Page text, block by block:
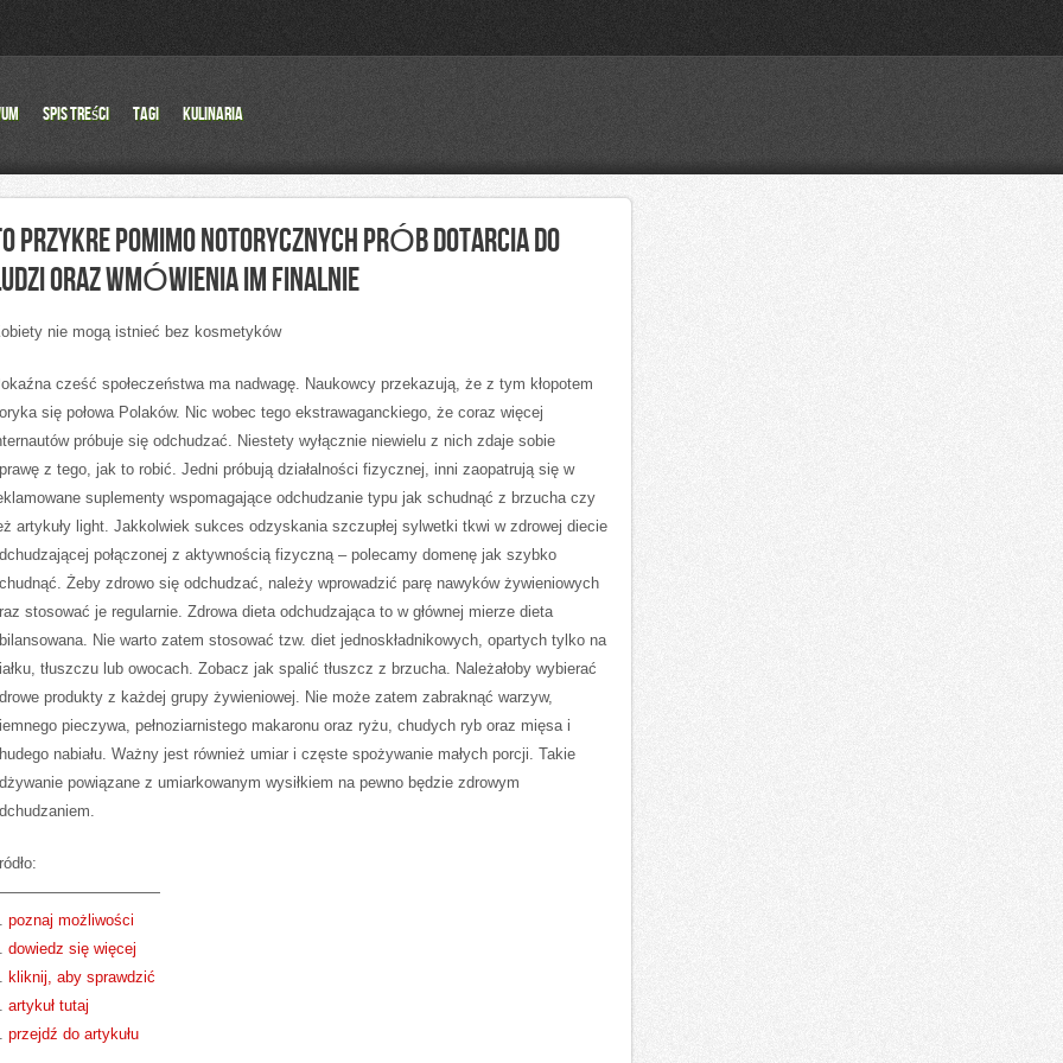
Spis Treści Tagi Kulinaria
PRZYKRE POMIMO NOTORYCZNYCH PRÓB DOTARCIA DO
ORAZ WMÓWIENIA IM FINALNIE
nie mogą istnieć bez kosmetyków
cześć społeczeństwa ma nadwagę. Naukowcy przekazują, że z tym kłopotem
się połowa Polaków. Nic wobec tego ekstrawaganckiego, że coraz więcej
próbuje się odchudzać. Niestety wyłącznie niewielu z nich zdaje sobie
z tego, jak to robić. Jedni próbują działalności fizycznej, inni zaopatrują się w
suplementy wspomagające odchudzanie typu jak schudnąć z brzucha czy
artykuły light. Jakkolwiek sukces odzyskania szczupłej sylwetki tkwi w zdrowej diecie
połączonej z aktywnością fizyczną – polecamy domenę jak szybko
Żeby zdrowo się odchudzać, należy wprowadzić parę nawyków żywieniowych
stosować je regularnie. Zdrowa dieta odchudzająca to w głównej mierze dieta
Nie warto zatem stosować tzw. diet jednoskładnikowych, opartych tylko na
tłuszczu lub owocach. Zobacz jak spalić tłuszcz z brzucha. Należałoby wybierać
produkty z każdej grupy żywieniowej. Nie może zatem zabraknąć warzyw,
pieczywa, pełnoziarnistego makaronu oraz ryżu, chudych ryb oraz mięsa i
nabiału. Ważny jest również umiar i częste spożywanie małych porcji. Takie
powiązane z umiarkowanym wysiłkiem na pewno będzie zdrowym
poznaj możliwości
dowiedz się więcej
kliknij, aby sprawdzić
artykuł tutaj
przejdź do artykułu